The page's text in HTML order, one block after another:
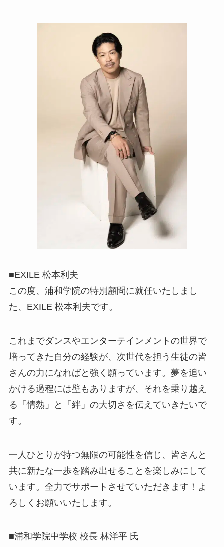
■EXILE 松本利夫
この度、浦和学院の特別顧問に就任いたしまし
た、EXILE 松本利夫です。
これまでダンスやエンターテインメントの世界で
培ってきた自分の経験が、次世代を担う生徒の皆
さんの力になればと強く願っています。夢を追い
かける過程には壁もありますが、それを乗り越え
る「情熱」と「絆」の大切さを伝えていきたいで
す。
一人ひとりが持つ無限の可能性を信じ、皆さんと
共に新たな一歩を踏み出せることを楽しみにして
います。全力でサポートさせていただきます！よ
ろしくお願いいたします。
■浦和学院中学校 校長 林洋平 氏